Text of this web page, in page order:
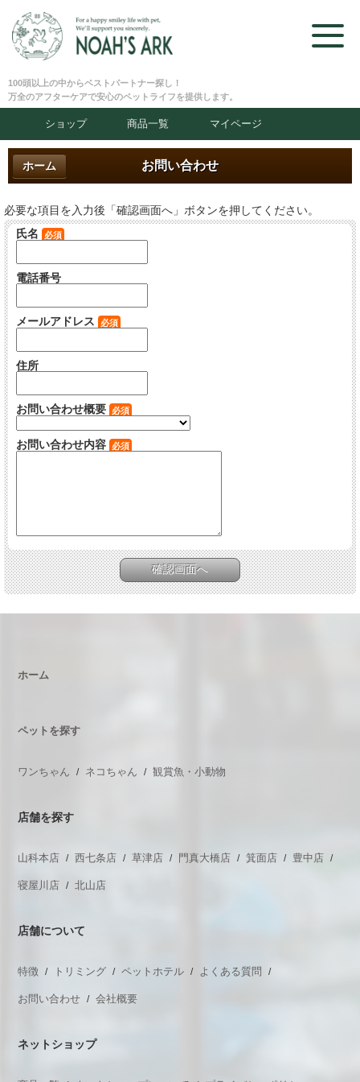
100頭以上の中からベストパートナー探し！
万全のアフターケアで安心のペットライフを提供します。
ショップ 商品一覧 マイページ
お問い合わせ
ホーム
必要な項目を入力後「確認画面へ」ボタンを押してください。
氏名
必須
電話番号
メールアドレス 必須
住所
お問い合わせ概要 必須
お問い合わせ内容 必須
ホーム
ペットを探す
ワンちゃん ネコちゃん 観賞魚・小動物
店舗を探す
山科本店 西七条店 草津店 門真大橋店 箕面店 豊中店
寝屋川店 北山店
店舗について
特徴 トリミング ペットホテル よくある質問
お問い合わせ 会社概要
ネットショップ